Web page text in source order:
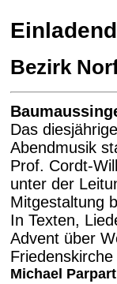
Bezirk
Das
Abendmusik
Prof. Cordt-
unter der
Mitgestaltung
In Texten,
Advent über
Michael Parpart